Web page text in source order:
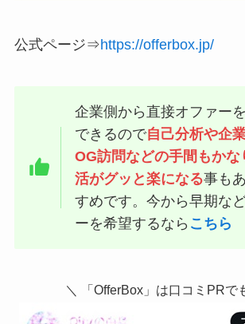
公式ページ⇒https://offerbox.jp/
企業側から直接オファー
できるので自己分析や企
OG訪問などの手間もかな
活がグッと楽になる事も
すめです。今から早期な
ーを希望するなら こちら
＼ 「OfferBox」は口コミPRで